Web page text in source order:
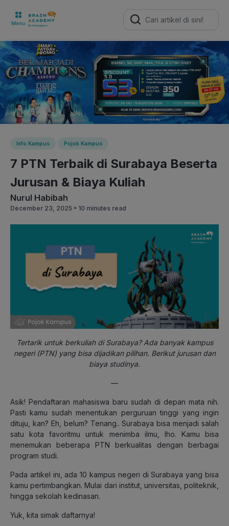
Search
for:
Info Kampus Pojok Kampus
7 PTN Terbaik di Surabaya Beserta
Jurusan & Biaya Kuliah
Nurul Habibah
December 23, 2025 • 10 minutes read
Tertarik untuk berkuliah di Surabaya? Ada banyak kampus
negeri (PTN) yang bisa dijadikan pilihan. Berikut jurusan dan
biaya studinya.
—
Asik! Pendaftaran mahasiswa baru sudah di depan mata nih.
Pasti kamu sudah menentukan perguruan tinggi yang ingin
dituju, kan? Eh, belum? Tenang.. Surabaya bisa menjadi salah
satu kota favoritmu untuk menimba ilmu, lho. Kamu bisa
menemukan beberapa PTN berkualitas dengan berbagai
program studi.
Pada artikel ini, ada 10 kampus negeri di Surabaya yang bisa
kamu pertimbangkan. Mulai dari institut, universitas, politeknik,
hingga sekolah kedinasan.
Yuk, kita simak daftarnya!